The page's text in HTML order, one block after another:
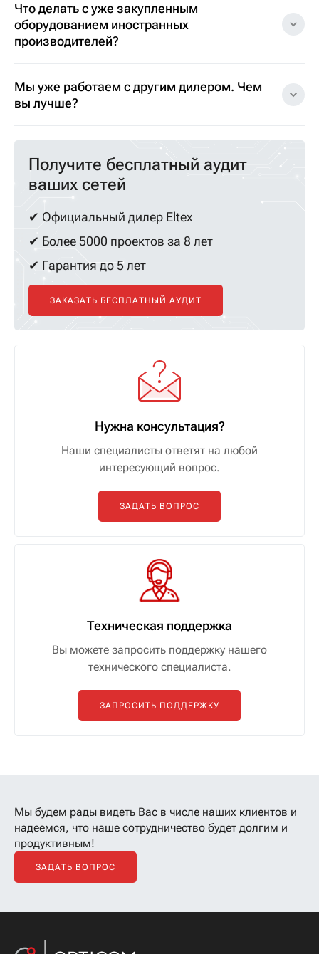
Что делать с уже закупленным
оборудованием иностранных
производителей?
Мы уже работаем с другим дилером. Чем
вы лучше?
Получите бесплатный аудит
ваших сетей
✔ Официальный дилер Eltex
✔ Более 5000 проектов за 8 лет
✔ Гарантия до 5 лет
ЗАКАЗАТЬ БЕСПЛАТНЫЙ АУДИТ
Нужна консультация?
Наши специалисты ответят на любой
интересующий вопрос.
ЗАДАТЬ ВОПРОС
Техническая поддержка
Вы можете запросить поддержку нашего
технического специалиста.
ЗАПРОСИТЬ ПОДДЕРЖКУ
Мы будем рады видеть Вас в числе наших клиентов и
надеемся, что наше сотрудничество будет долгим и
продуктивным!
ЗАДАТЬ ВОПРОС